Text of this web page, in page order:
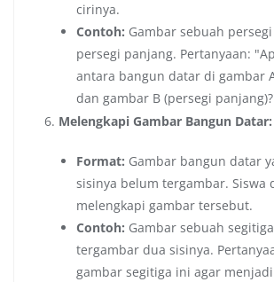
cirinya.
Contoh: Gambar sebuah
persegi panjang. Pertanyaan:
antara bangun datar di gambar
dan gambar B (persegi
Melengkapi Gambar Bangun Datar:
Format: Gambar bangun datar
sisinya belum tergambar. Siswa
melengkapi gambar tersebut.
Contoh: Gambar sebuah
tergambar dua sisinya.
gambar segitiga ini agar